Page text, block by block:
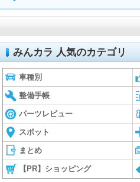
みんカラ 人気のカテゴリ
車種別
整備手帳
パーツレビュー
スポット
まとめ
【PR】ショッピング